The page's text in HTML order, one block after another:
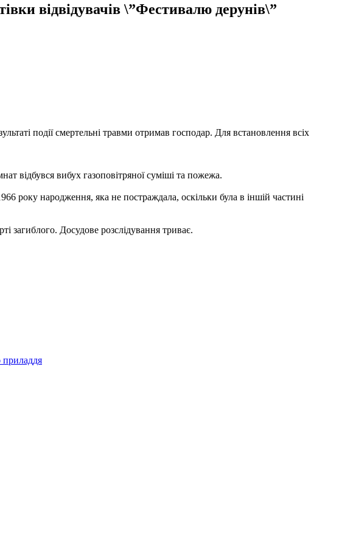
відвідувачів \”Фестивалю дерунів\”
події смертельні травми отримав господар. Для встановлення всіх
відбувся вибух газоповітряної суміші та пожежа.
року народження, яка не постраждала, оскільки була в іншій частині
загиблого. Досудове розслідування триває.
приладдя